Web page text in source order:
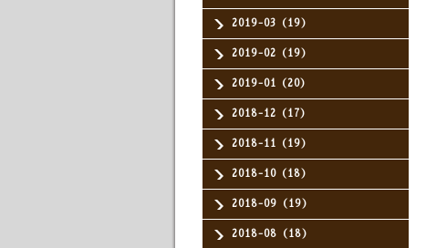
2019-03（19）
2019-02（19）
2019-01（20）
2018-12（17）
2018-11（19）
2018-10（18）
2018-09（19）
2018-08（18）